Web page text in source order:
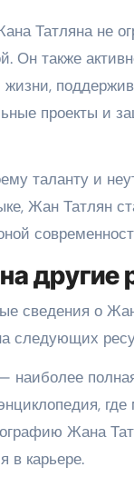
Татляна не
Он также
проекты и
таланту и
Жан Татлян
другие
сведения о
следующих
наиболее
Жана
в карьере.